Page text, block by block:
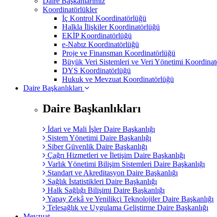
Koordinatörlükler
İç Kontrol Koordinatörlüğü
Halkla İlişkiler Koordinatörlüğü
EKİP Koordinatörlüğü
e-Nabız Koordinatörlüğü
Proje ve Finansman Koordinatörlüğü
Büyük Veri Sistemleri ve Veri Yönetimi
DYS Koordinatörlüğü
Hukuk ve Mevzuat Koordinatörlüğü
Daire Başkanlıkları
Daire Başkanlıkları
İdari ve Mali İşler Daire Başkanlığı
Sistem Yönetimi Daire Başkanlığı
Siber Güvenlik Daire Başkanlığı
Çağrı Hizmetleri ve İletişim Daire Başkanlığı
Varlık Yönetimi Bilişim Sistemleri Daire Başkanlığı
Standart ve Akreditasyon Daire Başkanlığı
Sağlık İstatistikleri Daire Başkanlığı
Halk Sağlığı Bilişimi Daire Başkanlığı
Yapay Zekâ ve Yenilikçi Teknolojiler Daire Başkanlığı
Telesağlık ve Uygulama Geliştirme Daire Başkanlığı